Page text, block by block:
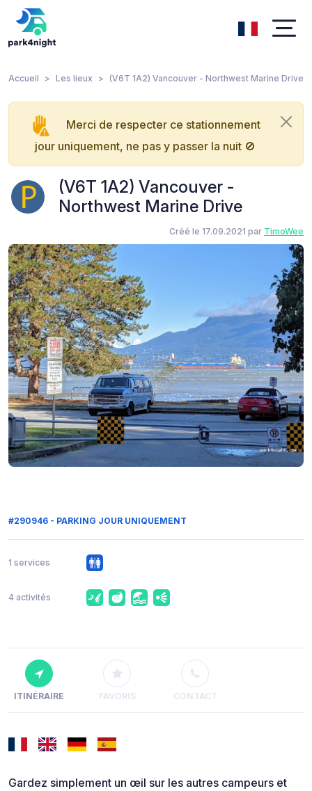
Accueil Les lieux (V6T 1A2) Vancouver - Northwest Marine Drive
Merci de respecter ce stationnement
jour uniquement, ne pas y passer la nuit 🚫
(V6T 1A2) Vancouver -
Northwest Marine Drive
Créé le 17.09.2021 par TimoWee
#290946 - PARKING JOUR UNIQUEMENT
1 services
4 activités
ITINÉRAIRE FAVORIS CONTACT
Gardez simplement un œil sur les autres campeurs et